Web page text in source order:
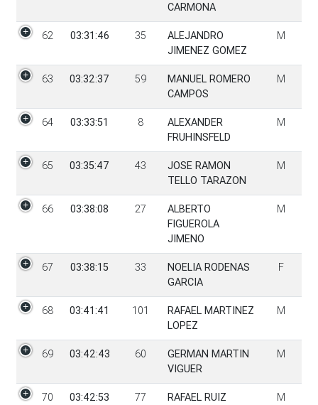
CARMONA
62 03:31:46 35
ALEJANDRO
JIMENEZ GOMEZ
M
63 03:32:37 59
MANUEL ROMERO
CAMPOS
M
64 03:33:51 8
ALEXANDER
FRUHINSFELD
M
65 03:35:47 43
JOSE RAMON
TELLO TARAZON
M
66 03:38:08 27
ALBERTO
FIGUEROLA
JIMENO
M
67 03:38:15 33
NOELIA RODENAS
GARCIA
F
68 03:41:41 101
RAFAEL MARTINEZ
LOPEZ
M
69 03:42:43 60
GERMAN MARTIN
VIGUER
M
70 03:42:53 77
RAFAEL RUIZ
M